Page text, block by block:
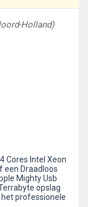
Holland)
Cores Intel Xeon
een Draadloos
Mighty Usb
opslag
professionele